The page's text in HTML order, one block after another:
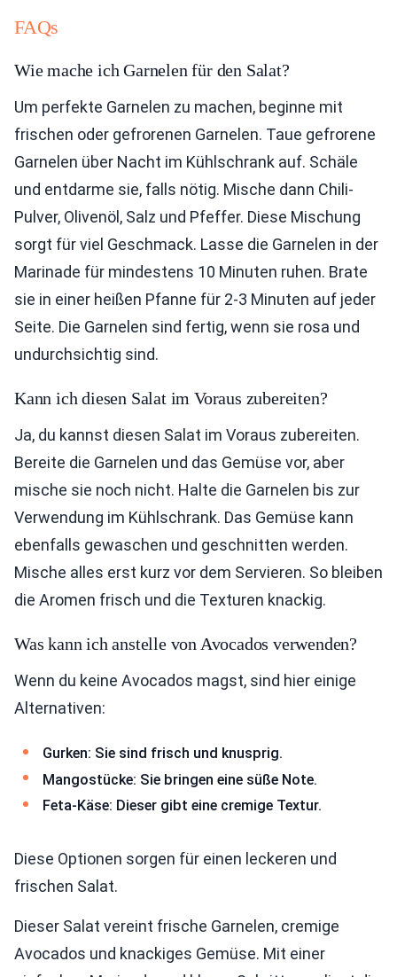
FAQs
Wie mache ich Garnelen für den Salat?
Um perfekte Garnelen zu machen, beginne mit
frischen oder gefrorenen Garnelen. Taue gefrorene
Garnelen über Nacht im Kühlschrank auf. Schäle
und entdarme sie, falls nötig. Mische dann Chili-
Pulver, Olivenöl, Salz und Pfeffer. Diese Mischung
sorgt für viel Geschmack. Lasse die Garnelen in der
Marinade für mindestens 10 Minuten ruhen. Brate
sie in einer heißen Pfanne für 2-3 Minuten auf jeder
Seite. Die Garnelen sind fertig, wenn sie rosa und
undurchsichtig sind.
Kann ich diesen Salat im Voraus zubereiten?
Ja, du kannst diesen Salat im Voraus zubereiten.
Bereite die Garnelen und das Gemüse vor, aber
mische sie noch nicht. Halte die Garnelen bis zur
Verwendung im Kühlschrank. Das Gemüse kann
ebenfalls gewaschen und geschnitten werden.
Mische alles erst kurz vor dem Servieren. So bleiben
die Aromen frisch und die Texturen knackig.
Was kann ich anstelle von Avocados verwenden?
Wenn du keine Avocados magst, sind hier einige
Alternativen:
Gurken: Sie sind frisch und knusprig.
Mangostücke: Sie bringen eine süße Note.
Feta-Käse: Dieser gibt eine cremige Textur.
Diese Optionen sorgen für einen leckeren und
frischen Salat.
Dieser Salat vereint frische Garnelen, cremige
Avocados und knackiges Gemüse. Mit einer